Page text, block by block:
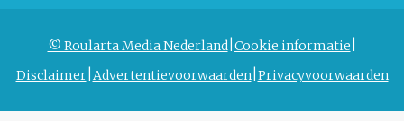
© Roularta Media Nederland Cookie informatie
Disclaimer Advertentievoorwaarden Privacyvoorwaarden